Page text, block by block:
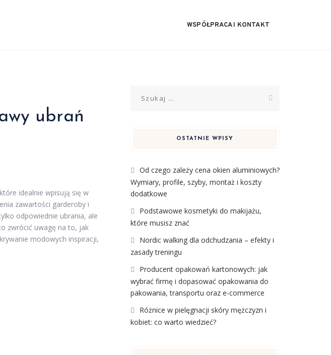
WSPÓŁPRACA I KONTAKT
ubrań
idealnie wpisują się w
zawartości garderoby i
odpowiednie ubrania, ale
zwrócić uwagę na to, jak
modowych inspiracji,
OSTATNIE WPISY
Od czego zależy cena okien aluminiowych?
Wymiary, profile, szyby, montaż i koszty
dodatkowe
Podstawowe kosmetyki do makijażu,
które musisz znać
Nordic walking dla odchudzania – efekty i
zasady treningu
Producent opakowań kartonowych: jak
wybrać firmę i dopasować opakowania do
pakowania, transportu oraz e-commerce
Różnice w pielęgnacji skóry mężczyzn i
kobiet: co warto wiedzieć?